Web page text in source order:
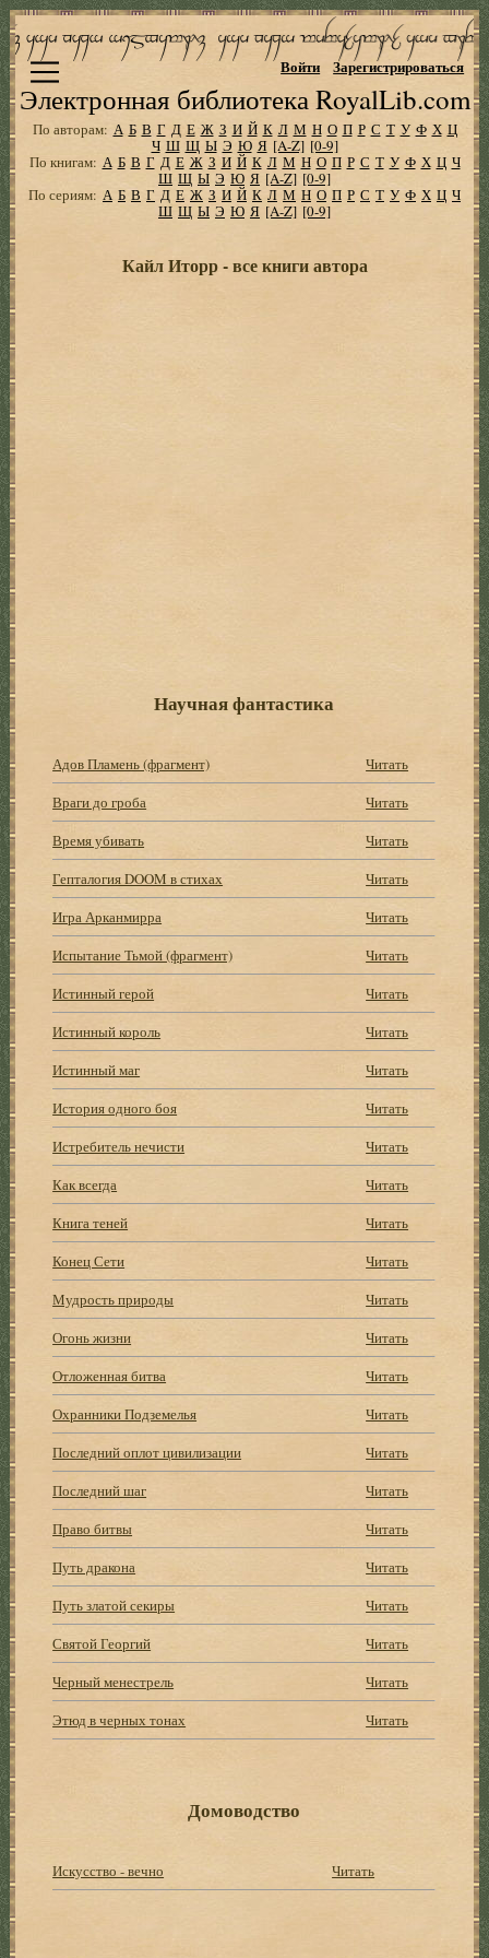
Электронная библиотека RoyalLib.com
Войти Зарегистрироваться
По авторам: А Б В Г Д Е Ж З И Й К Л М Н О П Р С Т У Ф Х Ц
Ч Ш Щ Ы Э Ю Я [A-Z] [0-9]
По книгам: А Б В Г Д Е Ж З И Й К Л М Н О П Р С Т У Ф Х Ц Ч
Ш Щ Ы Э Ю Я [A-Z] [0-9]
По сериям: А Б В Г Д Е Ж З И Й К Л М Н О П Р С Т У Ф Х Ц Ч
Ш Щ Ы Э Ю Я [A-Z] [0-9]
Кайл Иторр - все книги автора
Научная фантастика
Адов Пламень (фрагмент)
Читать
Враги до гроба
Читать
Время убивать
Читать
Гепталогия DOOM в стихах
Читать
Игра Арканмирра
Читать
Испытание Тьмой (фрагмент)
Читать
Истинный герой
Читать
Истинный король
Читать
Истинный маг
Читать
История одного боя
Читать
Истребитель нечисти
Читать
Как всегда
Читать
Книга теней
Читать
Конец Сети
Читать
Мудрость природы
Читать
Огонь жизни
Читать
Отложенная битва
Читать
Охранники Подземелья
Читать
Последний оплот цивилизации
Читать
Последний шаг
Читать
Право битвы
Читать
Путь дракона
Читать
Путь златой секиры
Читать
Святой Георгий
Читать
Черный менестрель
Читать
Этюд в черных тонах
Читать
Домоводство
Искусство - вечно Читать